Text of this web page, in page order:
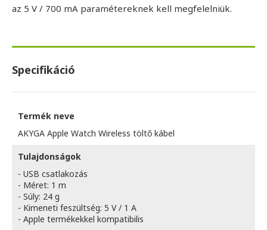
az 5 V / 700 mA paramétereknek kell megfelelniük.
Specifikáció
Termék neve
AKYGA Apple Watch Wireless töltő kábel
Tulajdonságok
- USB csatlakozás
- Méret: 1 m
- Súly: 24 g
- Kimeneti feszültség: 5 V / 1 A
- Apple termékekkel kompatibilis